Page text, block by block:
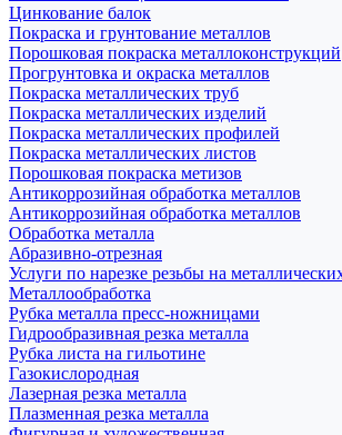
Цинкование балок
Покраска и грунтование металлов
Порошковая покраска металлоконструкций
Прогрунтовка и окраска металлов
Покраска металлических труб
Покраска металлических изделий
Покраска металлических профилей
Покраска металлических листов
Порошковая покраска метизов
Антикоррозийная обработка металлов
Антикоррозийная обработка металлов
Обработка металла
Абразивно-отрезная
Услуги по нарезке резьбы на
Металлообработка
Рубка металла пресс-ножницами
Гидрообразивная резка металла
Рубка листа на гильотине
Газокислородная
Лазерная резка металла
Плазменная резка металла